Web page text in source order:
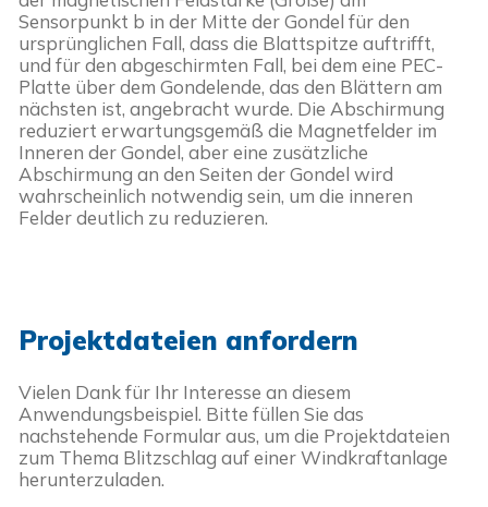
Sensorpunkt b in der Mitte der Gondel für den
ursprünglichen Fall, dass die Blattspitze auftrifft,
und für den abgeschirmten Fall, bei dem eine PEC-
Platte über dem Gondelende, das den Blättern am
nächsten ist, angebracht wurde. Die Abschirmung
reduziert erwartungsgemäß die Magnetfelder im
Inneren der Gondel, aber eine zusätzliche
Abschirmung an den Seiten der Gondel wird
wahrscheinlich notwendig sein, um die inneren
Felder deutlich zu reduzieren.
Projektdateien anfordern
Vielen Dank für Ihr Interesse an diesem
Anwendungsbeispiel. Bitte füllen Sie das
nachstehende Formular aus, um die Projektdateien
zum Thema Blitzschlag auf einer Windkraftanlage
herunterzuladen.